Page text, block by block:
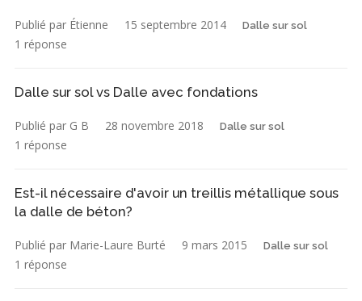
Publié par Étienne 15 septembre 2014 Dalle sur sol
1 réponse
Dalle sur sol vs Dalle avec fondations
Publié par G B 28 novembre 2018 Dalle sur sol
1 réponse
Est-il nécessaire d'avoir un treillis métallique sous
la dalle de béton?
Publié par Marie-Laure Burté 9 mars 2015 Dalle sur sol
1 réponse